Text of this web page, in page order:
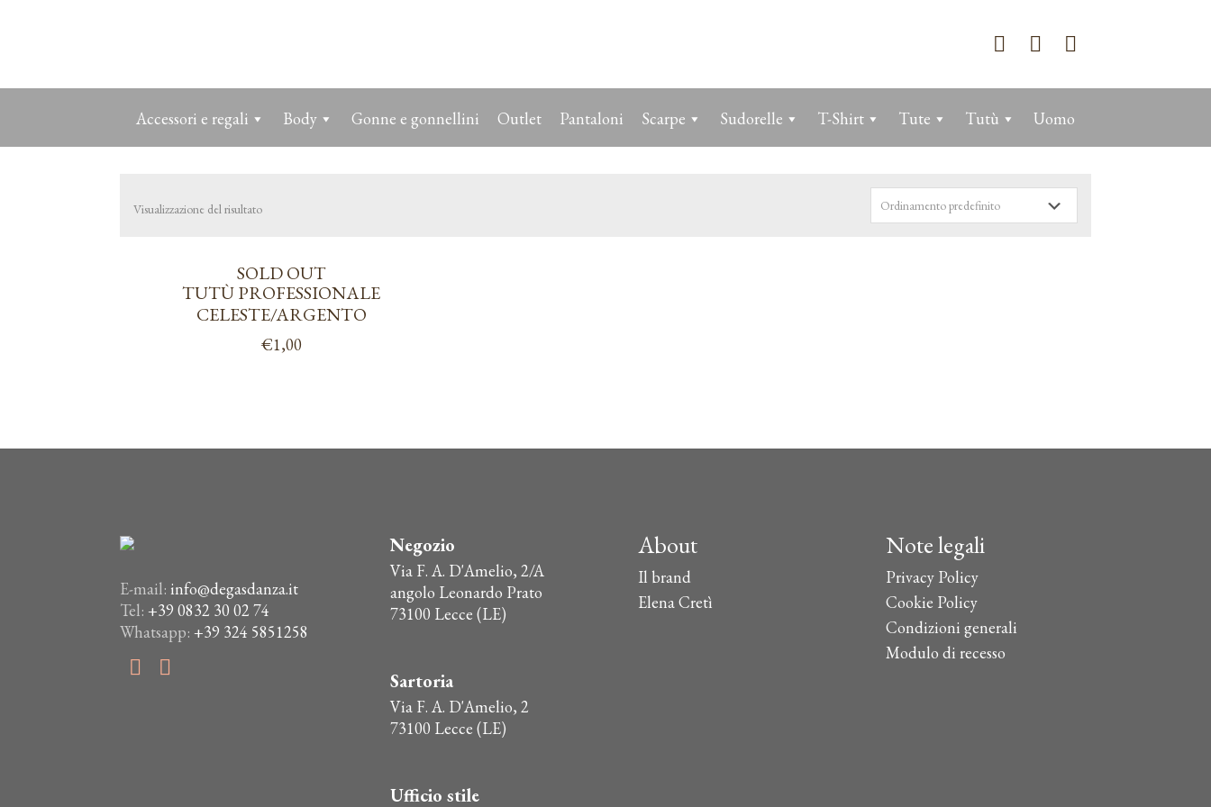
Accessori e regali Body Gonne e gonnellini Outlet Pantaloni Scarpe Sudorelle T-Shirt Tute Tutù Uomo
Visualizzazione del risultato
SOLD OUT
TUTÙ PROFESSIONALE
CELESTE/ARGENTO
€1,00
E-mail: info@degasdanza.it
Tel: +39 0832 30 02 74
Whatsapp: +39 324 5851258
Negozio
Via F. A. D'Amelio, 2/A
angolo Leonardo Prato
73100 Lecce (LE)
Sartoria
Via F. A. D'Amelio, 2
73100 Lecce (LE)
Ufficio stile
About
Il brand
Elena Cretì
Note legali
Privacy Policy
Cookie Policy
Condizioni generali
Modulo di recesso